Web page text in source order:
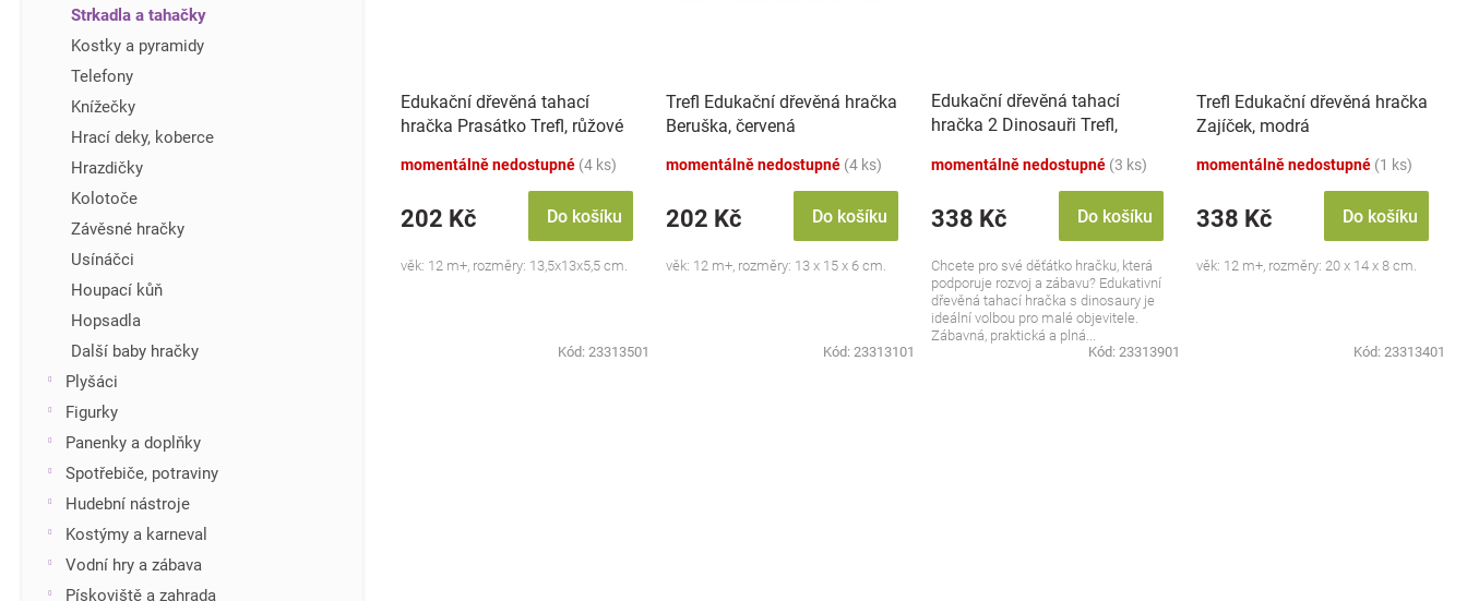
Strkadla a tahačky
Kostky a pyramidy
Telefony
Knížečky
Hrací deky, koberce
Hrazdičky
Kolotoče
Závěsné hračky
Usínáčci
Houpací kůň
Hopsadla
Další baby hračky
Plyšáci
Figurky
Panenky a doplňky
Spotřebiče, potraviny
Hudební nástroje
Kostýmy a karneval
Vodní hry a zábava
Pískoviště a zahrada
Edukační dřevěná tahací
hračka Prasátko Trefl, růžové
momentálně nedostupné (4 ks)
202 Kč Do košíku
věk: 12 m+, rozměry: 13,5x13x5,5 cm.
Kód: 23313501
Trefl Edukační dřevěná hračka
Beruška, červená
momentálně nedostupné (4 ks)
202 Kč Do košíku
věk: 12 m+, rozměry: 13 x 15 x 6 cm.
Kód: 23313101
Edukační dřevěná tahací
hračka 2 Dinosauři Trefl,
momentálně nedostupné (3 ks)
338 Kč Do košíku
Chcete pro své děťátko hračku, která
podporuje rozvoj a zábavu? Edukativní
dřevěná tahací hračka s dinosaury je
ideální volbou pro malé objevitele.
Zábavná, praktická a plná...
Kód: 23313901
Trefl Edukační dřevěná hračka
Zajíček, modrá
momentálně nedostupné (1 ks)
338 Kč Do košíku
věk: 12 m+, rozměry: 20 x 14 x 8 cm.
Kód: 23313401